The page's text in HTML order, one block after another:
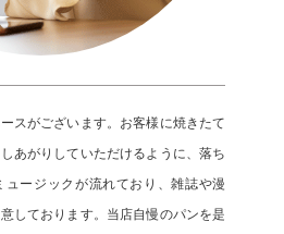
スがございます。お客様に焼きたて
あがりしていただけるように、落ち
ージックが流れており、雑誌や漫
しております。当店自慢のパンを是